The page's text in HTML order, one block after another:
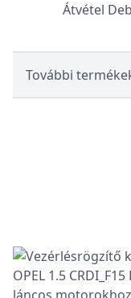
Átvétel
További